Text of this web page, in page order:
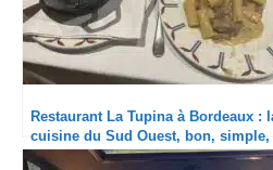
Restaurant La Tupina à Bordeaux :
cuisine du Sud Ouest, bon, simple,
qualitatif et sans esbroufe